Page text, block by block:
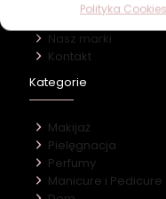
Polityka Cookies
O firmie
Nasz marki
Kontakt
Kategorie
Makijaż
Pielęgnacja
Perfumy
Manicure i Pedicure